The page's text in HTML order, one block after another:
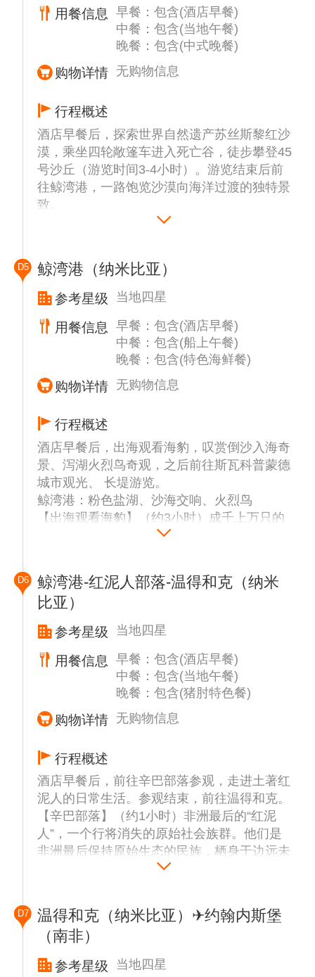
饮品和小食。在一片寂静中，感受地球最古老
沙漠的苍凉与壮阔。在当地专业向导带领下，
我们将一起了解沙漠中的奇特植物。趁着最后
一抹夕阳，驱车爬上高地，举起香槟一起告别
古老荒漠的日落。
用餐信息
早餐：包含(酒店早餐)
中餐：包含(当地午餐)
晚餐：包含(中式晚餐)
购物详情 无购物信息
行程概述
酒店早餐后，探索世界自然遗产苏丝斯黎红沙
漠，乘坐四轮敞篷车进入死亡谷，徒步攀登45
号沙丘（游览时间3-4小时）。游览结束后前
往鲸湾港，一路饱览沙漠向海洋过渡的独特景
致。
【苏丝斯黎红沙漠】最震撼的地球年轮。八千
锈味的浪漫，是摄影师、冒险家和星空信徒的
终极朝圣地。这是纳米比亚最著名的景观之
一，因其富含铁元素而在阳光下呈现美丽的绯
红色。
【45号沙丘】因其优美的曲线和壮丽的景色被
誉为“地球上最美的沙丘”。世界最高的325米
红沙 丘如凝固的火焰，日出时沙脊镀金，光
与影在裙褶般的弧线上跳起宇宙之舞。45号沙
丘已成了纳米比亚红色沙漠的一张名片，曾登
上《国家地理》和一些旅游杂志的封面。
【死亡谷】死亡谷的千年枯树，龟裂盐沼上焦
黑树干刺向苍穹，荒诞美学与远古生态密码在
此交织成《星际穿越》般的史诗场景。
D5 鲸湾港（纳米比亚）
参考星级 当地四星
用餐信息
早餐：包含(酒店早餐)
中餐：包含(船上午餐)
晚餐：包含(特色海鲜餐)
购物详情 无购物信息
行程概述
酒店早餐后，出海观看海豹，叹赏倒沙入海奇
景、泻湖火烈鸟奇观，之后前往斯瓦科普蒙德
城市观光、 长堤游览。
鲸湾港：粉色盐湖、沙海交响、火烈鸟
【出海观看海豹】（约3小时）成千上万只的
海豹生活在此地，还有海豚跟着船一同玩耍跳
人心旷神怡。
停驻盐湖观景台，打卡粉色“天空之境”【粉红
盐湖】（约15分钟）（私人领域，以当天情况
为准）
【三明治湾冲沙】（约3小时）乘坐越野车三
明治湾沙漠巡游，在此可以观赏大西洋海岸倒
沙入海的奇观。在沙漠中行驶会看到海市蜃楼
的景象，令人感觉海洋漫进了沙漠，难分沙
海，结束后特别安排享受别有一番滋味的沙漠
【泻湖火烈鸟】（约30分钟）大西洋泻湖位于
鲸湾的西南部海滨，面积达 45000 公顷，是
南部非洲最重要的湿地， 成千上万的候鸟在
此栖息，其中最引人注目的是岸边成群的粉色
火烈鸟。
【斯瓦科普蒙德】(约1小时)是纳米比亚的著
名的海滨城市，最早由德国殖民者建立，城市
仿佛来到欧洲小镇的恍惚感。【长堤】这座长
约500米的木质栈桥是斯瓦科普蒙德的地标性
建筑，也是市区内的主要景点之一。在长堤上
D6
鲸湾港-红泥人部落-温得和克（纳米
比亚）
参考星级 当地四星
用餐信息
早餐：包含(酒店早餐)
中餐：包含(当地午餐)
晚餐：包含(猪肘特色餐)
购物详情 无购物信息
行程概述
酒店早餐后，前往辛巴部落参观，走进土著红
泥人的日常生活。参观结束，前往温得和克。
【辛巴部落】（约1小时）非洲最后的“红泥
人”，一个行将消失的原始社会族群。他们是
非洲最后保持原始生态的民族，栖身于边远未
被破坏的原始环境中，除了脱离了母系氏族，
一般称之为红人。
晚餐特别安排【乔治的啤酒屋】享用德国猪肘
餐。
D7
温得和克（纳米比亚）✈约翰内斯堡
（南非）
参考星级 当地四星